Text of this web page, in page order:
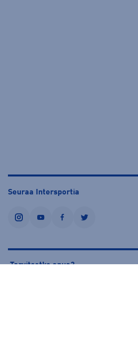
Seuraa Intersportia
instagramyoutubefacebooktwitter
Tarvitsetko apua?